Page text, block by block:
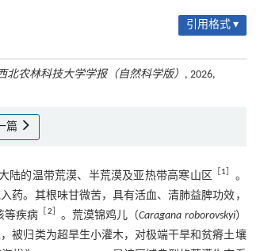
引用格式 ▾
北农林科技大学学报（自然科学版） , 2026,
篇
陆的温带荒漠、半荒漠及亚热带高寒山区 ［1］ 。
药。其根味甘微苦，具有活血、清肺益脾功效，
等疾病 ［2］ 。荒漠锦鸡儿（Caragana roborovskyi）
被归类为超旱生小灌木，对极端干旱和贫瘠土壤